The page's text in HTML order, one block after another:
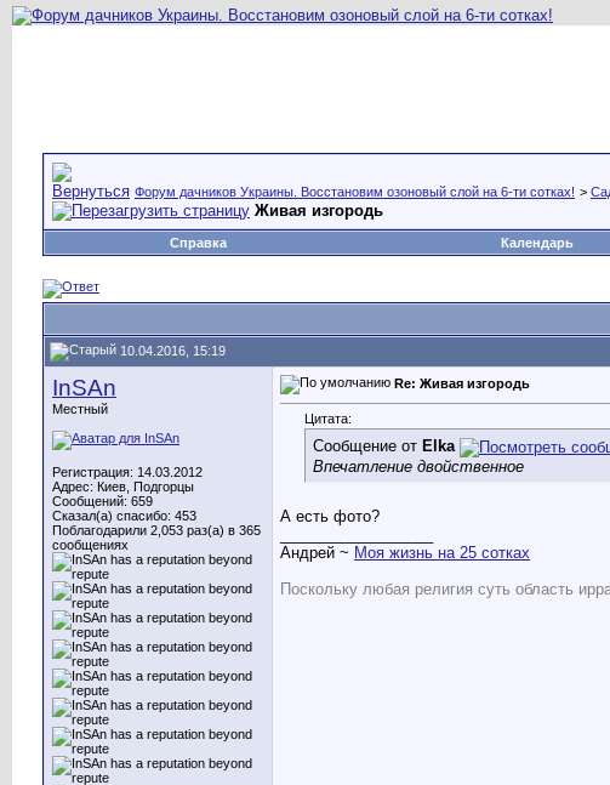
Форум дачников Украины. Восстановим озоновый слой на 6-ти сотках! >
Живая изгородь
Справка Календарь
10.04.2016, 15:19
InSAn
Местный
Регистрация: 14.03.2012
Адрес: Киев, Подгорцы
Сообщений: 659
Сказал(а) спасибо: 453
Поблагодарили 2,053 раз(а) в 365
сообщениях
Re: Живая изгородь
Цитата:
Сообщение от Elka
Впечатление двойственное
А есть фото?
Андрей ~ Моя жизнь на 25 сотках
Поскольку любая религия суть область